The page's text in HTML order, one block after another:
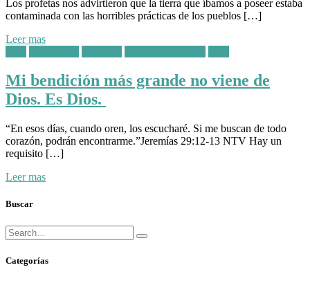
Los profetas nos advirtieron que la tierra que íbamos a poseer estaba
contaminada con las horribles prácticas de los pueblos […]
Leer mas
Mi bendición más grande no viene de
Dios. Es Dios.
“En esos días, cuando oren, los escucharé. Si me buscan de todo
corazón, podrán encontrarme.”‭‭Jeremías‬ ‭29:12-13‬ ‭NTV‬‬ Hay un
requisito […]
Leer mas
Buscar
Búsqueda
para:
Buscar
Categorías